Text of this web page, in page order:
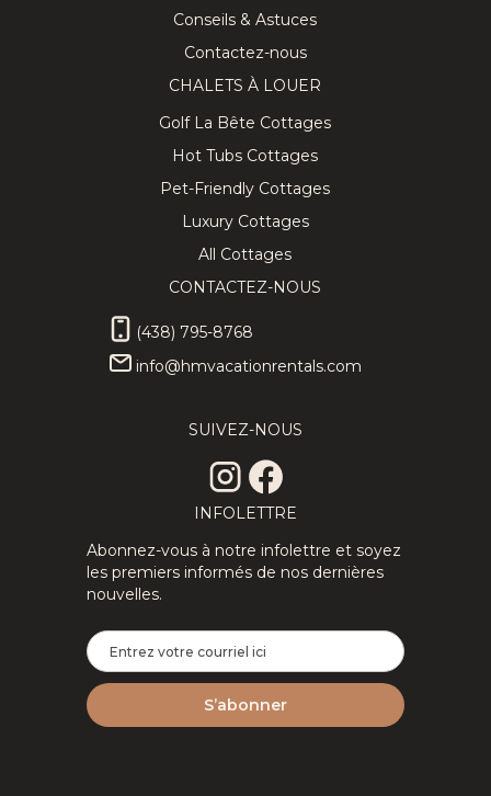
Conseils & Astuces
Contactez-nous
CHALETS À LOUER
Golf La Bête Cottages
Hot Tubs Cottages
Pet-Friendly Cottages
Luxury Cottages
All Cottages
CONTACTEZ-NOUS
(438) 795-8768
info@hmvacationrentals.com
SUIVEZ-NOUS
INFOLETTRE
Abonnez-vous à notre infolettre et soyez
les premiers informés de nos dernières
nouvelles.